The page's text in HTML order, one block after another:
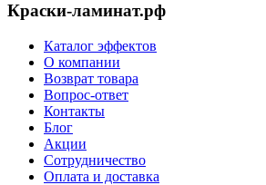
Краски-ламинат.рф
Каталог эффектов
О компании
Возврат товара
Вопрос-ответ
Контакты
Блог
Акции
Сотрудничество
Оплата и доставка